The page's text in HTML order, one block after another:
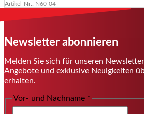
Artikel-Nr.: N60-04
Newsletter abonnieren
Melden Sie sich für unseren
Angebote und exklusive Neuigkeiten
erhalten.
Vor- und Nachname *